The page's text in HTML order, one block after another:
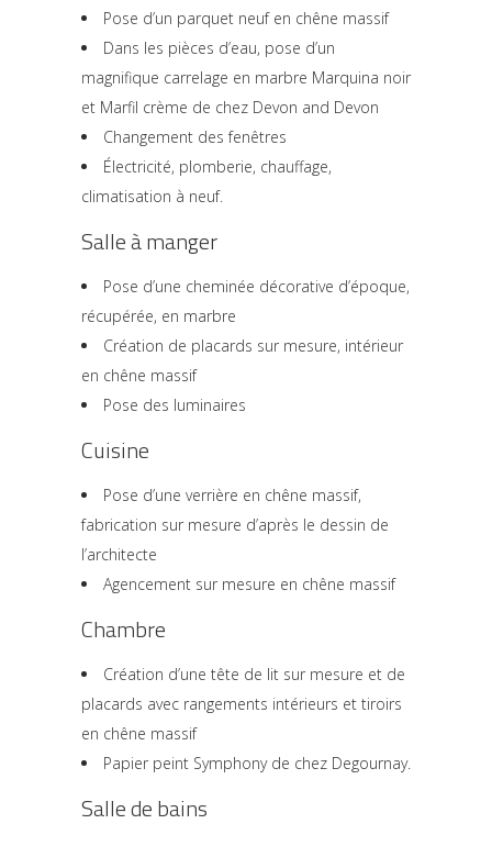
Pose d’un parquet neuf en chêne massif
Dans les pièces d’eau, pose d’un
magnifique carrelage en marbre Marquina noir
et Marfil crème de chez Devon and Devon
Changement des fenêtres
Électricité, plomberie, chauffage,
climatisation à neuf.
Salle à manger
Pose d’une cheminée décorative d’époque,
récupérée, en marbre
Création de placards sur mesure, intérieur
en chêne massif
Pose des luminaires
Cuisine
Pose d’une verrière en chêne massif,
fabrication sur mesure d’après le dessin de
l’architecte
Agencement sur mesure en chêne massif
Chambre
Création d’une tête de lit sur mesure et de
placards avec rangements intérieurs et tiroirs
en chêne massif
Papier peint Symphony de chez Degournay.
Salle de bains